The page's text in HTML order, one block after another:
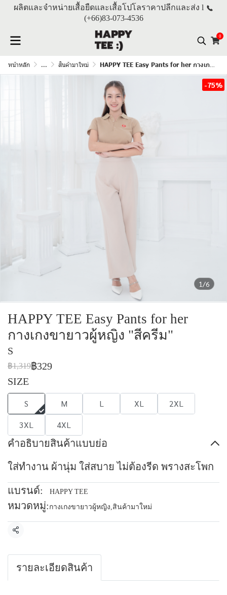
ผลิตและจำหน่ายเสื้อยืดและเสื้อโปโลราคาปลีกและส่ง l
(+66)83-073-4536
0
หน้าหลัก ... สินค้ามาใหม่ HAPPY TEE Easy Pants for her กางเกงขายาวผู้หญิง "สีครีม"
1/6
-75%
HAPPY TEE Easy Pants for her
กางเกงขายาวผู้หญิง "สีครีม"
S
฿1,319฿329
SIZE
S M L XL
2XL
3XL
4XL
คำอธิบายสินค้าแบบย่อ
ใส่ทำงาน ผ้านุ่ม ใส่สบาย ไม่ต้องรีด พรางสะโพก
แบรนด์: HAPPY TEE
หมวดหมู่: กางเกงขายาวผู้หญิง,สินค้ามาใหม่
แชร์
รายละเอียดสินค้า